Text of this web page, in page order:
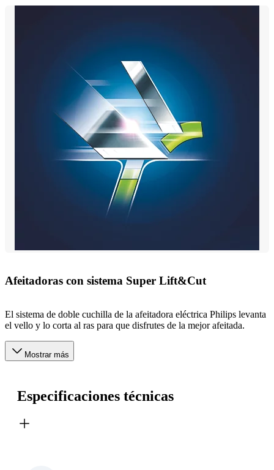
Afeitadoras con sistema Super Lift&Cut
El sistema de doble cuchilla de la afeitadora eléctrica Philips levanta
el vello y lo corta al ras para que disfrutes de la mejor afeitada.
Mostrar más
Especificaciones técnicas